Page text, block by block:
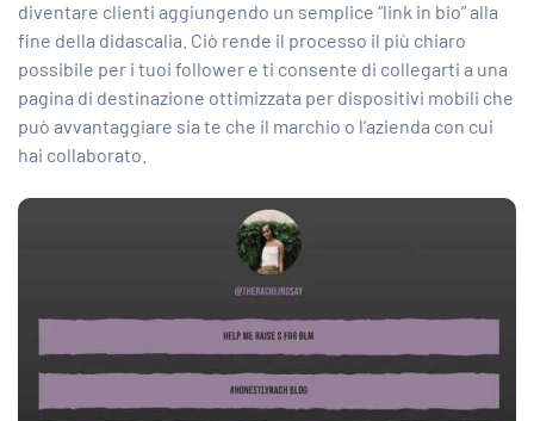
diventare clienti aggiungendo un semplice “link in bio” alla
fine della didascalia. Ciò rende il processo il più chiaro
possibile per i tuoi follower e ti consente di collegarti a una
pagina di destinazione ottimizzata per dispositivi mobili che
può avvantaggiare sia te che il marchio o l’azienda con cui
hai collaborato.